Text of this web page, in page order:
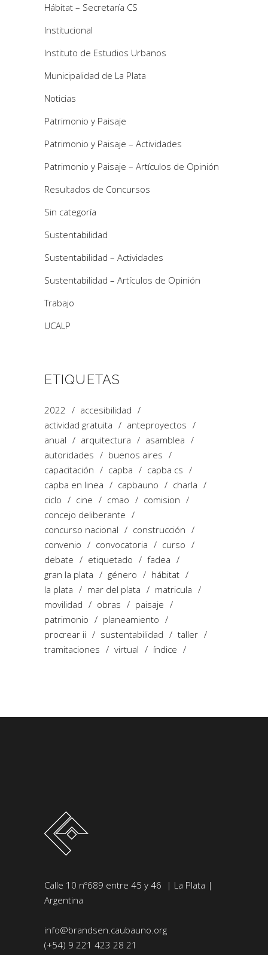
Hábitat – Secretaría CS
Institucional
Instituto de Estudios Urbanos
Municipalidad de La Plata
Noticias
Patrimonio y Paisaje
Patrimonio y Paisaje – Actividades
Patrimonio y Paisaje – Artículos de Opinión
Resultados de Concursos
Sin categoría
Sustentabilidad
Sustentabilidad – Actividades
Sustentabilidad – Artículos de Opinión
Trabajo
UCALP
ETIQUETAS
2022
accesibilidad
actividad gratuita
anteproyectos
anual
arquitectura
asamblea
autoridades
buenos aires
capacitación
capba
capba cs
capba en linea
capbauno
charla
ciclo
cine cmao
comision
concejo deliberante
concurso nacional
construcción
convenio
convocatoria
curso
debate
etiquetado
fadea
gran la plata
género
hábitat
la plata
mar del plata
matricula
movilidad
obras
paisaje
patrimonio
planeamiento
procrear ii
sustentabilidad
taller
tramitaciones
virtual índice
Calle 10 nº689 entre 45 y 46 | La Plata |
Argentina
info@brandsen.caubauno.org
(+54) 9 221 423 28 21